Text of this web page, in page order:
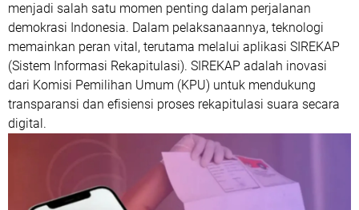
menjadi salah satu momen penting dalam perjalanan
demokrasi Indonesia. Dalam pelaksanaannya, teknologi
memainkan peran vital, terutama melalui aplikasi SIREKAP
(Sistem Informasi Rekapitulasi). SIREKAP adalah inovasi
dari Komisi Pemilihan Umum (KPU) untuk mendukung
transparansi dan efisiensi proses rekapitulasi suara secara
digital.